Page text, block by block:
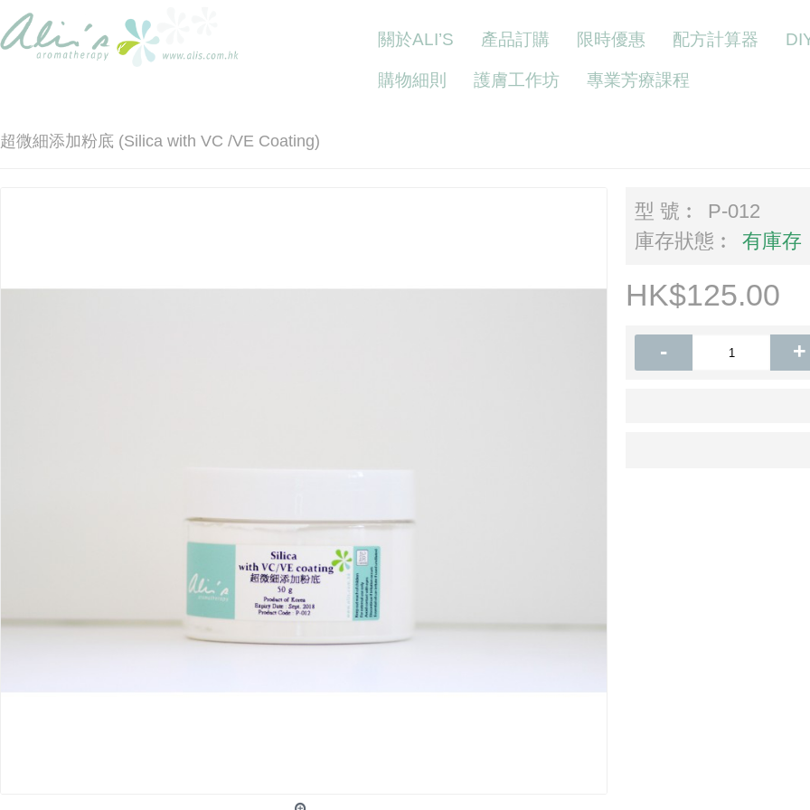
關於ALI’S 產品訂購 限時優惠 配方計算器
購物細則 護膚工作坊 專業芳療課程
超微細添加粉底 (Silica with VC /VE Coating)
型 號︰
P-012
庫存狀態︰
有庫存
HK$125.00
- +